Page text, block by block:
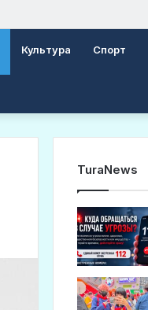
Культура Спорт
TuraNews